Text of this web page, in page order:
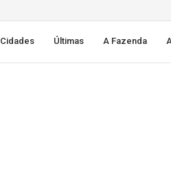
Cidades Últimas A Fazenda